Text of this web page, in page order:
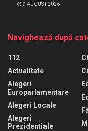
9 AUGUST 2026
Navighează după
112
Actualitate
Alegeri
Europarlamentare
Alegeri Locale
Alegeri
Prezidentiale